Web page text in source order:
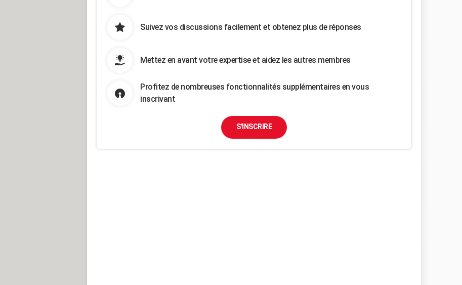
Suivez vos discussions facilement et obtenez plus de réponses
Mettez en avant votre expertise et aidez les autres membres
Profitez de nombreuses fonctionnalités supplémentaires en vous
inscrivant
S'INSCRIRE